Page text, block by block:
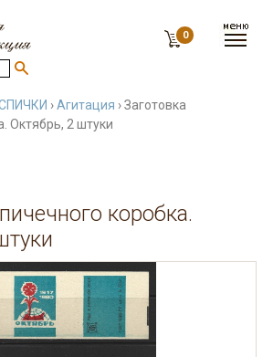
0
›Агитация › Заготовка
Октябрь, 2 штуки
коробка.